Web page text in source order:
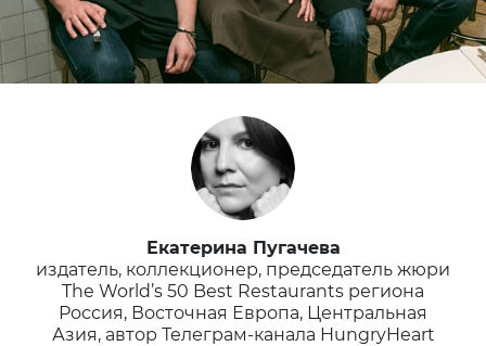
Екатерина Пугачева
издатель, коллекционер, председатель жюри
The World’s 50 Best Restaurants региона
Россия, Восточная Европа, Центральная
Азия, автор Телеграм-канала HungryHeart